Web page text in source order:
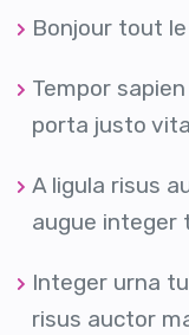
Bonjour tout
Tempor
porta justo
A ligula risus
augue integer
Integer urna
risus auctor